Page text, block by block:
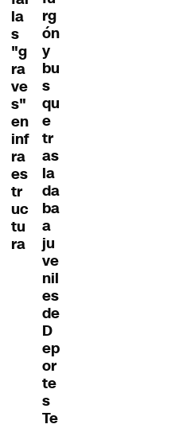
la
s
"g
ra
ve
s"
en
inf
ra
es
tr
uc
tu
ra
rg
ón
y
bu
s
qu
e
tr
as
la
da
ba
a
ju
ve
nil
es
de
D
ep
or
te
s
Te